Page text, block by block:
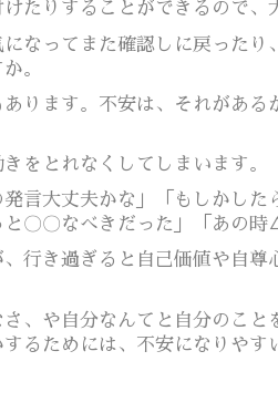
たりすることができるので、
なってまた確認しに戻った
。
ります。不安は、それがあ
をとれなくしてしまいます。
言大丈夫かな」「もしかし
〇〇なべきだった」「あの
行き過ぎると自己価値や自
、や自分なんてと自分のこ
るためには、不安になりや